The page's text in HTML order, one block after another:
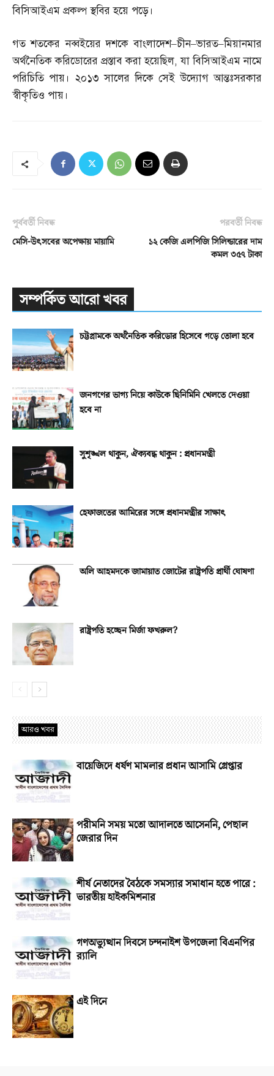
বিসিআইএম প্রকল্প স্থবির হয়ে পড়ে।
গত শতকের নব্বইয়ের দশকে বাংলাদেশ–চীন–ভারত–মিয়ানমার
অর্থনৈতিক করিডোরের প্রস্তাব করা হয়েছিল,যা বিসিআইএম নামে
পরিচিতি পায়। ২০১৩ সালের দিকে সেই উদ্যোগ আন্তঃসরকার
স্বীকৃতিও পায়।
পূর্ববর্তী নিবন্ধ
মেসি-উৎসবের অপেক্ষায় মায়ামি
পরবর্তী নিবন্ধ
১২ কেজি এলপিজি সিলিন্ডারের দাম
কমল ৩৫৭ টাকা
সম্পর্কিত আরো খবর
চট্টগ্রামকে অর্থনৈতিক করিডোর হিসেবে গড়ে তোলা হবে
জনগণের ভাগ্য নিয়ে কাউকে ছিনিমিনি খেলতে দেওয়া
হবে না
সুশৃঙ্খল থাকুন, ঐক্যবদ্ধ থাকুন : প্রধানমন্ত্রী
হেফাজতের আমিরের সঙ্গে প্রধানমন্ত্রীর সাক্ষাৎ
অলি আহমদকে জামায়াত জোটের রাষ্ট্রপতি প্রার্থী ঘোষণা
রাষ্ট্রপতি হচ্ছেন মির্জা ফখরুল?
আরও খবর
বায়েজিদে ধর্ষণ মামলার প্রধান আসামি গ্রেপ্তার
পরীমনি সময় মতো আদালতে আসেননি, পেছাল
জেরার দিন
শীর্ষ নেতাদের বৈঠকে সমস্যার সমাধান হতে পারে :
ভারতীয় হাইকমিশনার
গণঅভ্যুত্থান দিবসে চন্দনাইশ উপজেলা বিএনপির
র‌্যালি
এই দিনে